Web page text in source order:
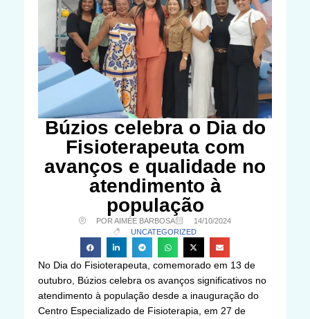
Búzios celebra o Dia do
Fisioterapeuta com
avanços e qualidade no
atendimento à
população
POR AIMÉE BARBOSA
14/10/2024
UNCATEGORIZED
No Dia do Fisioterapeuta, comemorado em 13 de
outubro, Búzios celebra os avanços significativos no
atendimento à população desde a inauguração do
Centro Especializado de Fisioterapia, em 27 de